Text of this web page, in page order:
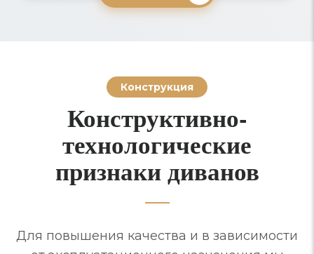
Конструкция
Конструктивно-
технологические
признаки диванов
Для повышения качества и в зависимости